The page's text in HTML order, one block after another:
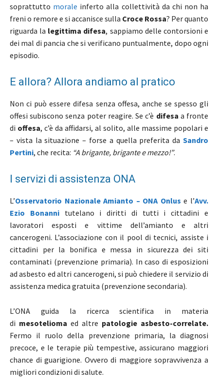
soprattutto morale inferto alla collettività da chi non ha
freni o remore e si accanisce sulla Croce Rossa? Per quanto
riguarda la legittima difesa, sappiamo delle contorsioni e
dei mal di pancia che si verificano puntualmente, dopo ogni
episodio.
E allora? Allora andiamo al pratico
Non ci può essere difesa senza offesa, anche se spesso gli
offesi subiscono senza poter reagire. Se c’è difesa a fronte
di offesa, c’è da affidarsi, al solito, alle massime popolari e
– vista la situazione – forse a quella preferita da Sandro
Pertini, che recita: “A brigante, brigante e mezzo!”.
I servizi di assistenza ONA
L’Osservatorio Nazionale Amianto – ONA Onlus e l’Avv.
Ezio Bonannitutelano i diritti di tutti i cittadini e
lavoratori esposti e vittime dell’amianto e altri
cancerogeni. L’associazione con il pool di tecnici, assiste i
cittadini per la bonifica e messa in sicurezza dei siti
contaminati (prevenzione primaria). In caso di esposizioni
ad asbesto ed altri cancerogeni, si può chiedere il servizio di
assistenza medica gratuita (prevenzione secondaria).
L’ONA guida la ricerca scientifica in materia
di mesotelioma ed altre patologie asbesto-correlate.
Fermo il ruolo della prevenzione primaria, la diagnosi
precoce, e le terapie più tempestive, assicurano maggiori
chance di guarigione. Ovvero di maggiore sopravvivenza a
migliori condizioni di salute.